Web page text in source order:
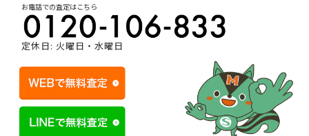
お電話での査定はこちら
定休日: 火曜日・水曜日